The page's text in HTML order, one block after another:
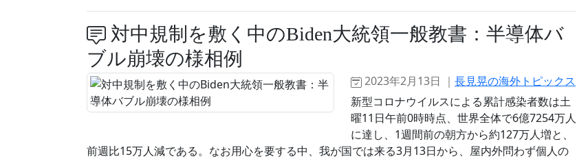
対中規制を敷く中のBiden大統領一般教書：半導体バ
ブル崩壊の様相例
2023年2月13日 ｜ 長見晃の海外トピックス
新型コロナウイルスによる累計感染者数は土
曜11日午前0時時点、世界全体で6億7254万人
に達し、1週間前の朝方から約127万人増と、
前週比15万人減である。なお用心を要する中、我が国では来る3月13日から、屋内外問わず個人の